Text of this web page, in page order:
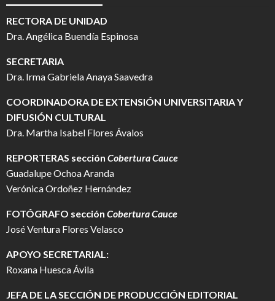
RECTORA DE UNIDAD
Dra. Angélica Buendía Espinosa
SECRETARIA
Dra. Irma Gabriela Anaya Saavedra
COORDINADORA DE EXTENSIÓN UNIVERSITARIA Y
DIFUSIÓN CULTURAL
Dra. Martha Isabel Flores Ávalos
REPORTERAS sección Cobertura Cauce
Guadalupe Ochoa Aranda
Verónica Ordoñez Hernández
FOTÓGRAFO sección Cobertura Cauce
José Ventura Flores Velasco
APOYO SECRETARIAL:
Roxana Huesca Ávila
JEFA DE LA SECCIÓN DE PRODUCCIÓN EDITORIAL